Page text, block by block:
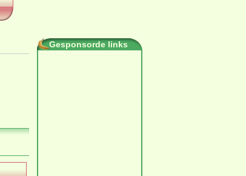
Gesponsorde links